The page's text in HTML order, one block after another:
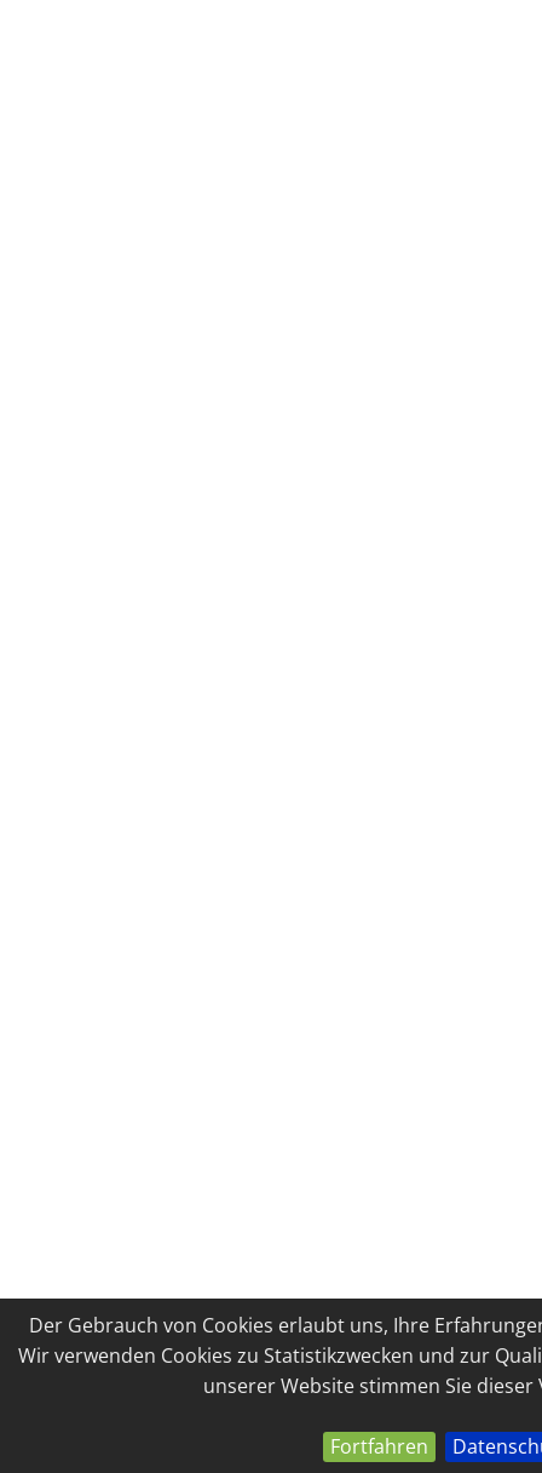
Der Gebrauch von Cookies erlaubt uns, Ihre
Wir verwenden Cookies zu Statistikzwecken und zur
unserer Website stimmen Sie dieser
Fortfahren